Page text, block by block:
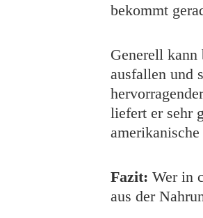
bekommt
Generell kann
ausfallen und
liefert er sehr
Fazit: Wer in
aus der